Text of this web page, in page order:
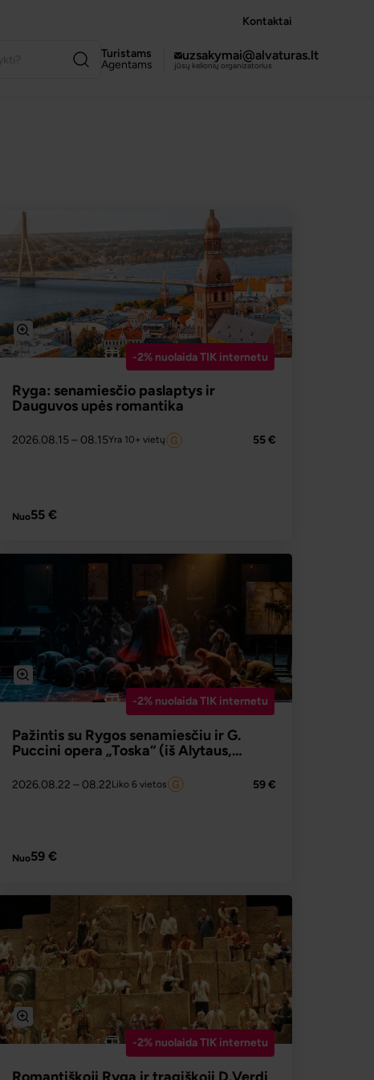
Kontaktai
Turistams
Agentams
uzsakymai@alvaturas.lt
jūsų kelionių organizatorius
-2% nuolaida TIK internetu
Ryga: senamiesčio paslaptys ir
Dauguvos upės romantika
2026.08.15 – 08.15Yra 10+ vietų 55 €
Nuo55 €
-2% nuolaida TIK internetu
Pažintis su Rygos senamiesčiu ir G.
Puccini opera „Toska“ (iš Alytaus,
Prienų, Kauno)
2026.08.22 – 08.22Liko 6 vietos 59 €
Nuo59 €
-2% nuolaida TIK internetu